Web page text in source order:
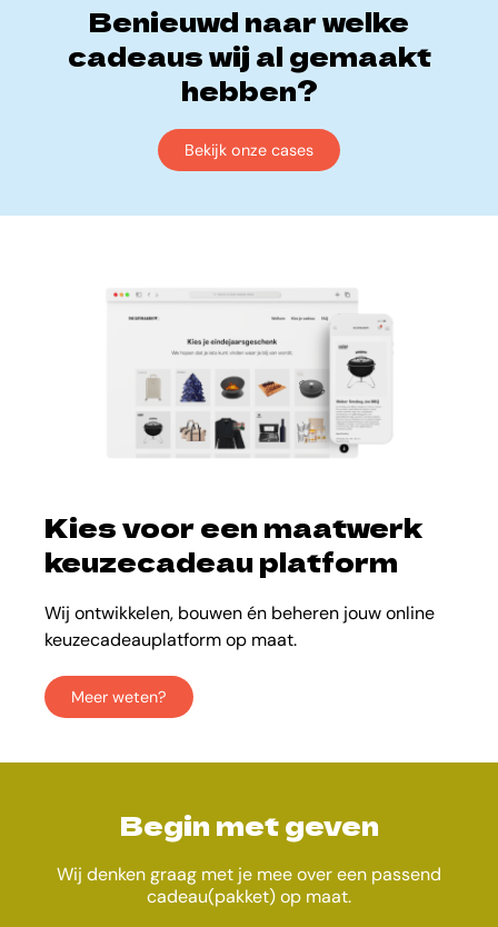
Benieuwd naar welke
cadeaus wij al gemaakt
hebben?
Bekijk onze cases
Kies voor een maatwerk
keuzecadeau platform
Wij ontwikkelen, bouwen én beheren jouw online
keuzecadeauplatform op maat.
Meer weten?
Begin met geven
Wij denken graag met je mee over een passend
cadeau(pakket) op maat.